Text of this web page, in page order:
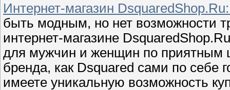
Интернет-магазин
быть модным, но нет возможности
интернет-магазине
для мужчин и женщин по приятным
бренда, как Dsquared сами по себе
имеете уникальную возможность